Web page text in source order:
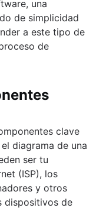
una
de simplicidad
a este tipo de
de
clave
diagrama de una
ser tu
(ISP), los
y otros
dispositivos de